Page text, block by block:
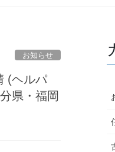
お知らせ
(ヘルパ
県・福岡